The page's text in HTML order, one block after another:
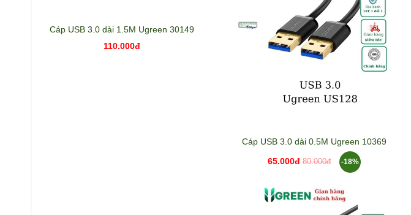
Cáp USB 3.0 dài 1.5M Ugreen 30149
110.000đ
Cáp USB 3.0 dài 0.5M Ugreen 10369
65.000đ 80.000đ -18%